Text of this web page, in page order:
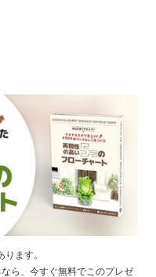
ます。
ら、今すぐ無料でこのプレゼ